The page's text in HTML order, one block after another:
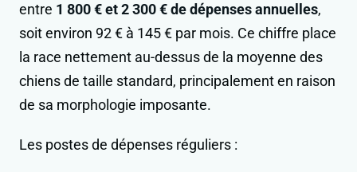
entre 1 800 € et 2 300 € de dépenses annuelles,
soit environ 92 € à 145 € par mois. Ce chiffre place
la race nettement au-dessus de la moyenne des
chiens de taille standard, principalement en raison
de sa morphologie imposante.
Les postes de dépenses réguliers :